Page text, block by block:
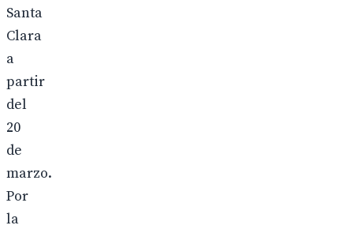
Santa
Clara
a
partir
del
20
de
marzo.
Por
la